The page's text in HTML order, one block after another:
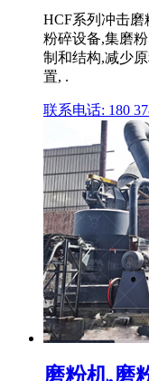
HCF系列冲击
粉碎设备,集磨
制和结构,减少
置, .
联系电话: 180
磨粉机,磨